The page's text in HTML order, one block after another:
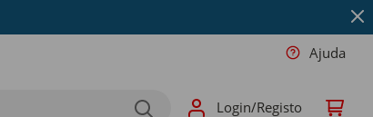
Ajuda
Login/Registo